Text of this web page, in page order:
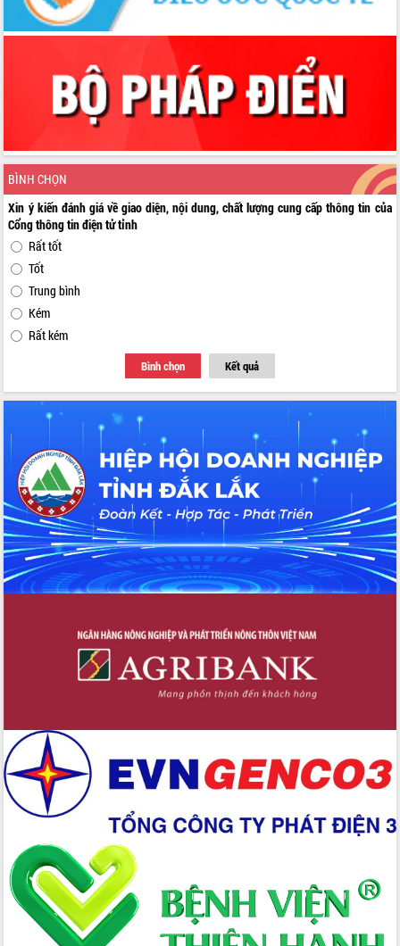
BÌNH CHỌN
Xin ý kiến đánh giá về giao diện, nội dung, chất lượng cung cấp thông tin của
Cổng thông tin điện tử tỉnh
Rất tốt
Tốt
Trung bình
Kém
Rất kém
Bình chọn Kết quả